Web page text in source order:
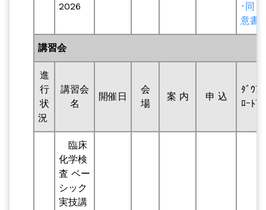
2026
･同
意書
講習会
進
行
状
況
講習会
名
開催日
会
場
案 内 申 込
ﾀﾞｳﾝ
ﾛｰﾄﾞ
臨床
化学検
査 ベー
シック
実技講